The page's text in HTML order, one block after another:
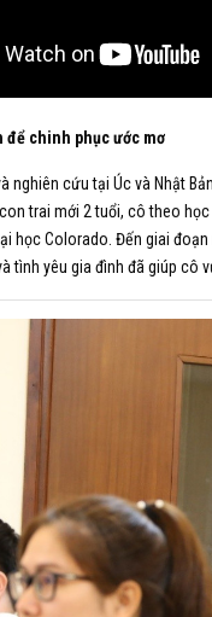
để chinh phục ước mơ
nghiên cứu tại Úc và Nhật
trai mới 2 tuổi, cô theo
học Colorado. Đến giai đoạn
tình yêu gia đình đã giúp cô